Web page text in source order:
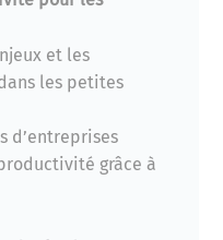
et les
les petites
d’entreprises
grâce à